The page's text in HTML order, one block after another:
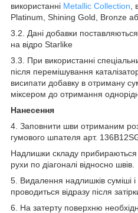
використанні Metallic Collection ,
Platinum, Shining Gold, Bronze
3.2. Дані добавки
на відро Starlike
3.3. При використанні
після перемішування
висипати добавку в отриману
міксером до отримання
Нанесення
4. Заповнити шви отриманим
гумового шпателя арт.
Надлишки складу
рухи по діагоналі відносно швів.
5. Видалення надлишків суміші
проводиться відразу після
6. На затерту поверхню